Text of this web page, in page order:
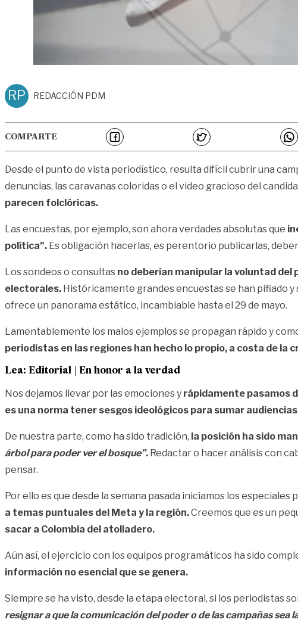
RP REDACCIÓN PDM
COMPARTE
Desde el punto de vista periodístico, resulta difícil cubrir una
denuncias, las caravanas coloridas o el video gracioso del
parecen folclóricas.
Las encuestas, por ejemplo, son ahora verdades absolutas que
política”. Es obligación hacerlas, es perentorio publicarlas,
Los sondeos o consultas no deberían manipular la voluntad del
electorales. Históricamente grandes encuestas se han pifiado
ofrece un panorama estático, incambiable hasta el 29 de mayo.
Lamentablemente los malos ejemplos se propagan rápido y
periodistas en las regiones han hecho lo propio, a costa de la
Lea: Editorial | En honor a la verdad
Nos dejamos llevar por las emociones y rápidamente pasamos
es una norma tener sesgos ideológicos para sumar
De nuestra parte, como ha sido tradición, la posición ha sido
árbol para poder ver el bosque”. Redactar o hacer análisis con
pensar.
Por ello es que desde la semana pasada iniciamos los
a temas puntuales del Meta y la región.Creemos que es un
sacar a Colombia del atolladero.
Aún así, el ejercicio con los equipos programáticos ha sido
información no esencial que se genera.
Siempre se ha visto, desde la etapa electoral, si los periodistas
resignar a que la comunicación del poder o de las campañas